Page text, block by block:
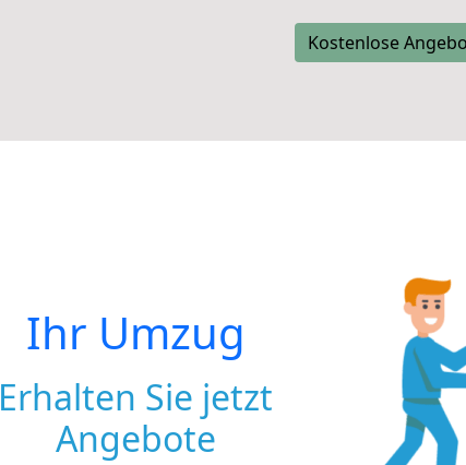
Kostenlose
Ihr Umzug
Erhalten Sie jetzt
Angebote